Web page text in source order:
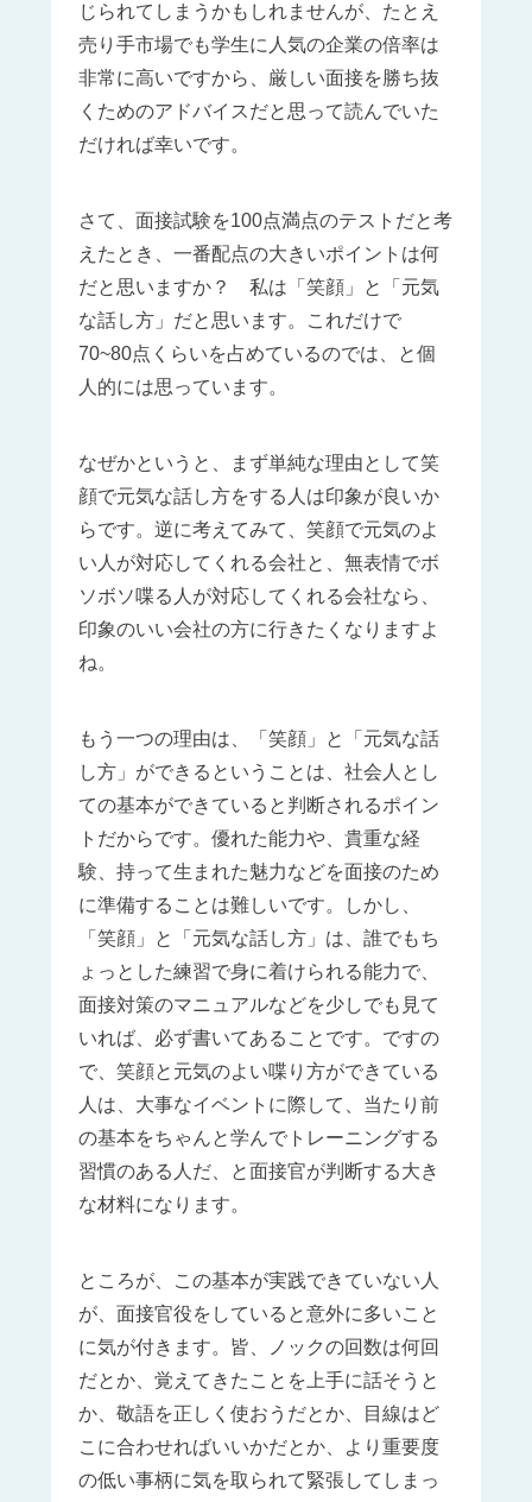
じられてしまうかもしれませんが、たとえ
売り手市場でも学生に人気の企業の倍率は
非常に高いですから、厳しい面接を勝ち抜
くためのアドバイスだと思って読んでいた
だければ幸いです。
さて、面接試験を100点満点のテストだと考
えたとき、一番配点の大きいポイントは何
だと思いますか？ 私は「笑顔」と「元気
な話し方」だと思います。これだけで
70~80点くらいを占めているのでは、と個
人的には思っています。
なぜかというと、まず単純な理由として笑
顔で元気な話し方をする人は印象が良いか
らです。逆に考えてみて、笑顔で元気のよ
い人が対応してくれる会社と、無表情でボ
ソボソ喋る人が対応してくれる会社なら、
印象のいい会社の方に行きたくなりますよ
ね。
もう一つの理由は、「笑顔」と「元気な話
し方」ができるということは、社会人とし
ての基本ができていると判断されるポイン
トだからです。優れた能力や、貴重な経
験、持って生まれた魅力などを面接のため
に準備することは難しいです。しかし、
「笑顔」と「元気な話し方」は、誰でもち
ょっとした練習で身に着けられる能力で、
面接対策のマニュアルなどを少しでも見て
いれば、必ず書いてあることです。ですの
で、笑顔と元気のよい喋り方ができている
人は、大事なイベントに際して、当たり前
の基本をちゃんと学んでトレーニングする
習慣のある人だ、と面接官が判断する大き
な材料になります。
ところが、この基本が実践できていない人
が、面接官役をしていると意外に多いこと
に気が付きます。皆、ノックの回数は何回
だとか、覚えてきたことを上手に話そうと
か、敬語を正しく使おうだとか、目線はど
こに合わせればいいかだとか、より重要度
の低い事柄に気を取られて緊張してしまっ